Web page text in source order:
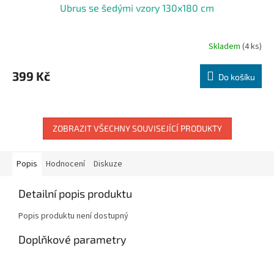
Ubrus se šedými vzory 130x180 cm
Skladem (4 ks)
399 Kč Do košíku
ZOBRAZIT VŠECHNY SOUVISEJÍCÍ PRODUKTY
Popis Hodnocení Diskuze
Detailní popis produktu
Popis produktu není dostupný
Doplňkové parametry